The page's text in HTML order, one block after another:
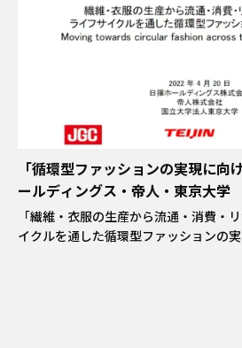
「循環型ファッションの実現に
ールディングス・帝人・東京大学
「繊維・衣服の生産から流通・消費・
イクルを通した循環型ファッションの